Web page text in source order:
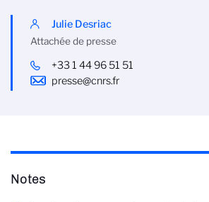
Julie Desriac
Attachée de presse
+33 1 44 96 51 51
presse@cnrs.fr
Notes